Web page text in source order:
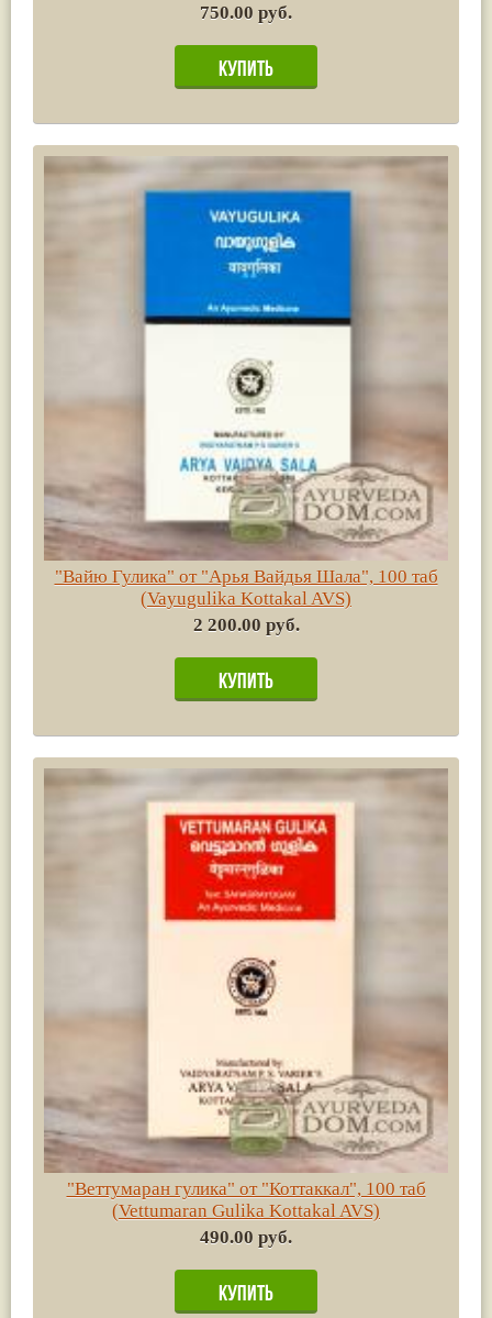
750.00 руб.
"Вайю Гулика" от "Арья Вайдья Шала", 100 таб
(Vayugulika Kottakal AVS)
2 200.00 руб.
"Веттумаран гулика" от "Коттаккал", 100 таб
(Vettumaran Gulika Kottakal AVS)
490.00 руб.